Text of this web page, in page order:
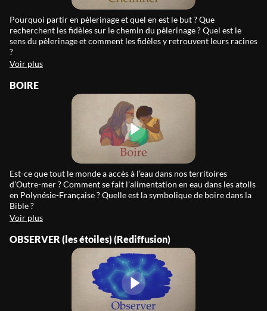
Pourquoi partir en pèlerinage et quel en est le but ? Que
recherchent les fidèles sur le chemin du pèlerinage ? Quel est le
sens du pèlerinage et comment les fidèles y retrouvent leurs racines
?
Voir plus
BOIRE
Est-ce que tout le monde a accès à l’eau dans nos territoires
d’Outre-mer ? Comment se fait l’alimentation en eau dans les atolls
en Polynésie-Française ? Quelle est la symbolique de boire dans la
Bible ?
Voir plus
OBSERVER (les étoiles) (Rediffusion)